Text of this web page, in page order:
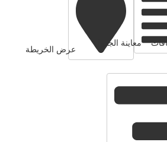
معاينة الجدول
عرض الخريطة